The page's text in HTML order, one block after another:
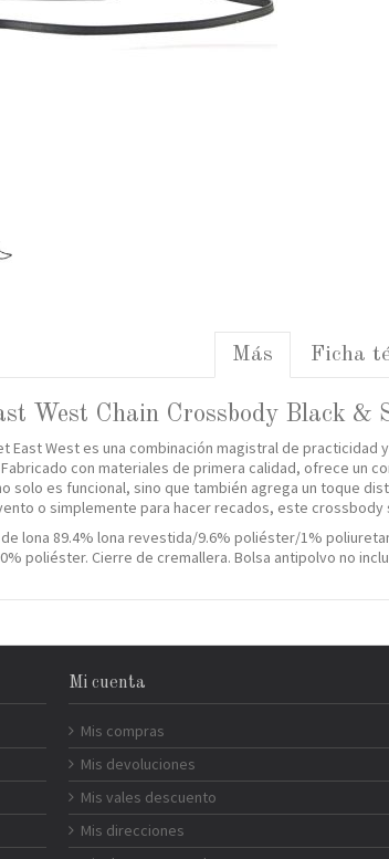
Más Ficha
West Chain Crossbody Black &
East West es una combinación magistral de
con materiales de primera calidad, ofrece un
solo es funcional, sino que también agrega un toque
o simplemente para hacer recados, este crossbody
lona 89.4% lona revestida/9.6% poliéster/1%
poliéster. Cierre de cremallera. Bolsa antipolvo no
Mi cuenta
Mis compras
Mis devoluciones
Mis vales descuento
Mis direcciones